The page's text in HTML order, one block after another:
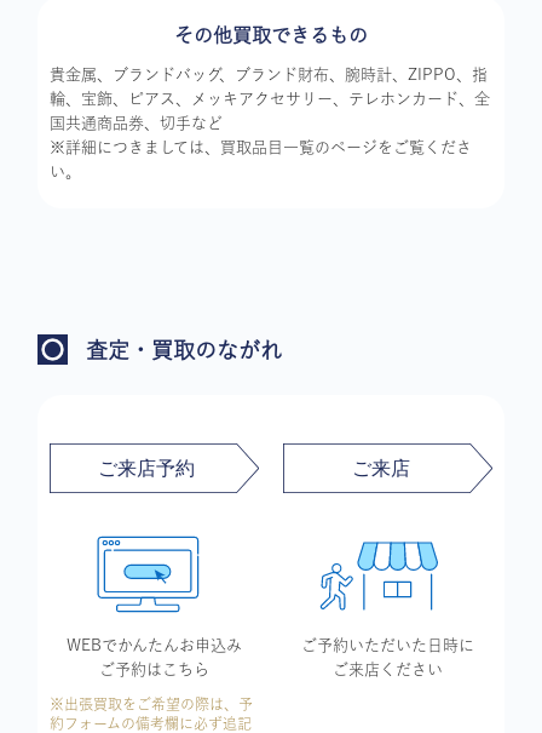
その他買取できるもの
貴金属、ブランドバッグ、ブランド財布、腕時計、ZIPPO、指
輪、宝飾、ピアス、メッキアクセサリー、テレホンカード、全
国共通商品券、切手など
※詳細につきましては、買取品目一覧のページをご覧くださ
い。
査定・買取のながれ
WEBでかんたんお申込み
ご予約はこちら
※出張買取をご希望の際は、予
約フォームの備考欄に必ず追記
ご予約いただいた 日時に
ご来店ください